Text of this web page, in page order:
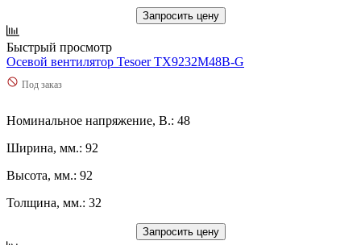
Запросить цену
Быстрый просмотр
Осевой вентилятор Tesoer TX9232M48B-G
Под заказ
Номинальное напряжение, В.: 48
Ширина, мм.: 92
Высота, мм.: 92
Толщина, мм.: 32
Запросить цену